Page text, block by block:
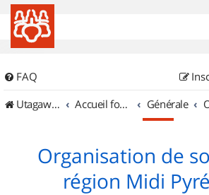
FAQ
UtagawaVTT (Randos VTT et VTTAE avec traces GPS)
Accueil forum Générale
Organisation de
région Midi